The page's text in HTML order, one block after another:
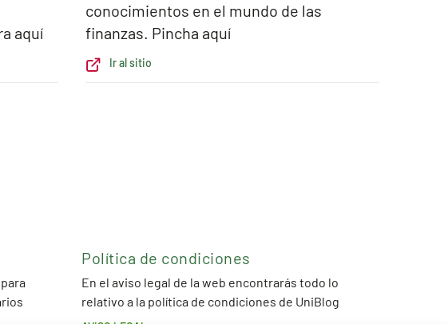
aquí
conocimientos en el mundo de las
finanzas. Pincha aquí
Ir al sitio
Política de condiciones
En el aviso legal de la web encontrarás todo lo
relativo a la política de condiciones de UniBlog